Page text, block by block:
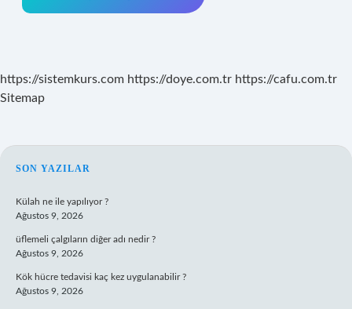
https://sistemkurs.com https://doye.com.tr https://cafu.com.tr
Sitemap
SIDEBAR
SON YAZILAR
Külah ne ile yapılıyor ?
Ağustos 9, 2026
üflemeli çalgıların diğer adı nedir ?
Ağustos 9, 2026
Kök hücre tedavisi kaç kez uygulanabilir ?
Ağustos 9, 2026